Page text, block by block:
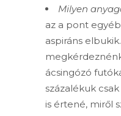
Milyen
az a pont
aspiráns
ácsingózó
százalékuk
is értené, miről